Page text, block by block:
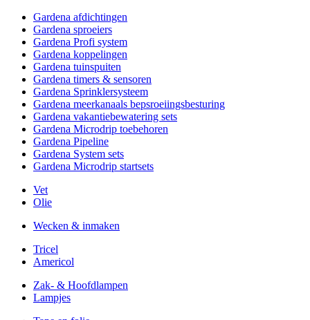
Gardena afdichtingen
Gardena sproeiers
Gardena Profi system
Gardena koppelingen
Gardena tuinspuiten
Gardena timers & sensoren
Gardena Sprinklersysteem
Gardena meerkanaals bepsroeiingsbesturing
Gardena vakantiebewatering sets
Gardena Microdrip toebehoren
Gardena Pipeline
Gardena System sets
Gardena Microdrip startsets
Vet
Olie
Wecken & inmaken
Tricel
Americol
Zak- & Hoofdlampen
Lampjes